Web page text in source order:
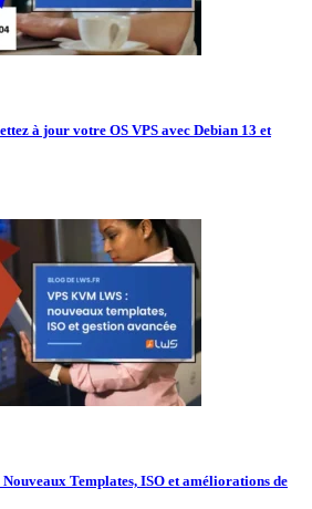
à jour votre OS VPS avec Debian 13 et
Templates, ISO et améliorations de